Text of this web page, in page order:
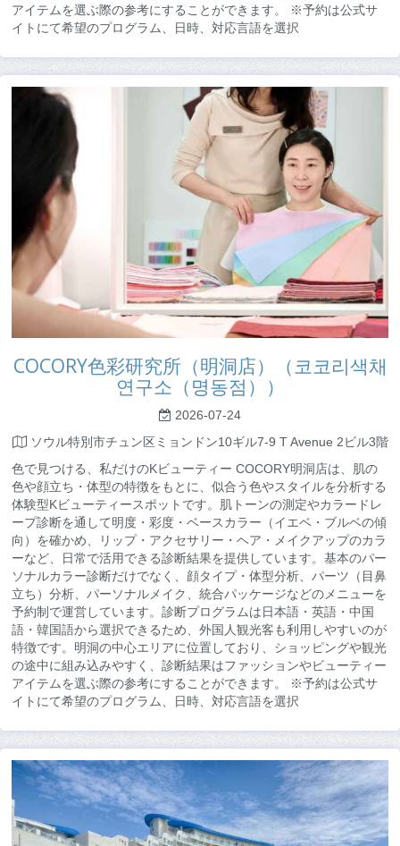
アイテムを選ぶ際の参考にすることができます。 ※予約は公式サ
イトにて希望のプログラム、日時、対応言語を選択
COCORY色彩研究所（明洞店）（코코리색채
연구소（명동점））
2026-07-24
ソウル特別市チュン区ミョンドン10ギル7-9 T Avenue 2ビル3階
色で見つける、私だけのKビューティー COCORY明洞店は、肌の
色や顔立ち・体型の特徴をもとに、似合う色やスタイルを分析する
体験型Kビューティースポットです。肌トーンの測定やカラードレ
ープ診断を通して明度・彩度・ベースカラー（イエベ・ブルベの傾
向）を確かめ、リップ・アクセサリー・ヘア・メイクアップのカラ
ーなど、日常で活用できる診断結果を提供しています。基本のパー
ソナルカラー診断だけでなく、顔タイプ・体型分析、パーツ（目鼻
立ち）分析、パーソナルメイク、統合パッケージなどのメニューを
予約制で運営しています。診断プログラムは日本語・英語・中国
語・韓国語から選択できるため、外国人観光客も利用しやすいのが
特徴です。明洞の中心エリアに位置しており、ショッピングや観光
の途中に組み込みやすく、診断結果はファッションやビューティー
アイテムを選ぶ際の参考にすることができます。 ※予約は公式サ
イトにて希望のプログラム、日時、対応言語を選択